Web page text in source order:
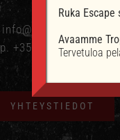
info@rukaescape.fi
p. +358 40 503 3612
YHTEYSTIEDOT
Ruka
Avaamme
Tervetuloa